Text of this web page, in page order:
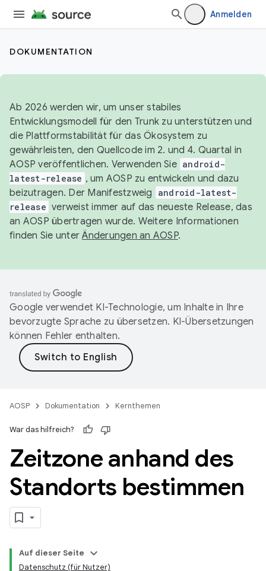
Anmelden
DOKUMENTATION
Ab 2026 werden wir, um unser stabiles
Entwicklungsmodell für den Trunk zu unterstützen und
die Plattformstabilität für das Ökosystem zu
gewährleisten, den Quellcode im 2. und 4. Quartal in
AOSP veröffentlichen. Verwenden Sie android-
latest-release , um AOSP zu entwickeln und dazu
beizutragen. Der Manifestzweig
android-latest-
release verweist immer auf das neueste Release, das
an AOSP übertragen wurde. Weitere Informationen
finden Sie unterÄnderungen an AOSP.
Google verwendet KI-Technologie, um Inhalte in Ihre
bevorzugte Sprache zu übersetzen. KI-Übersetzungen
können Fehler enthalten.
AOSP Dokumentation Kernthemen
War das hilfreich?
Zeitzone anhand des
Standorts bestimmen
Auf dieser Seite
Datenschutz (für Nutzer)